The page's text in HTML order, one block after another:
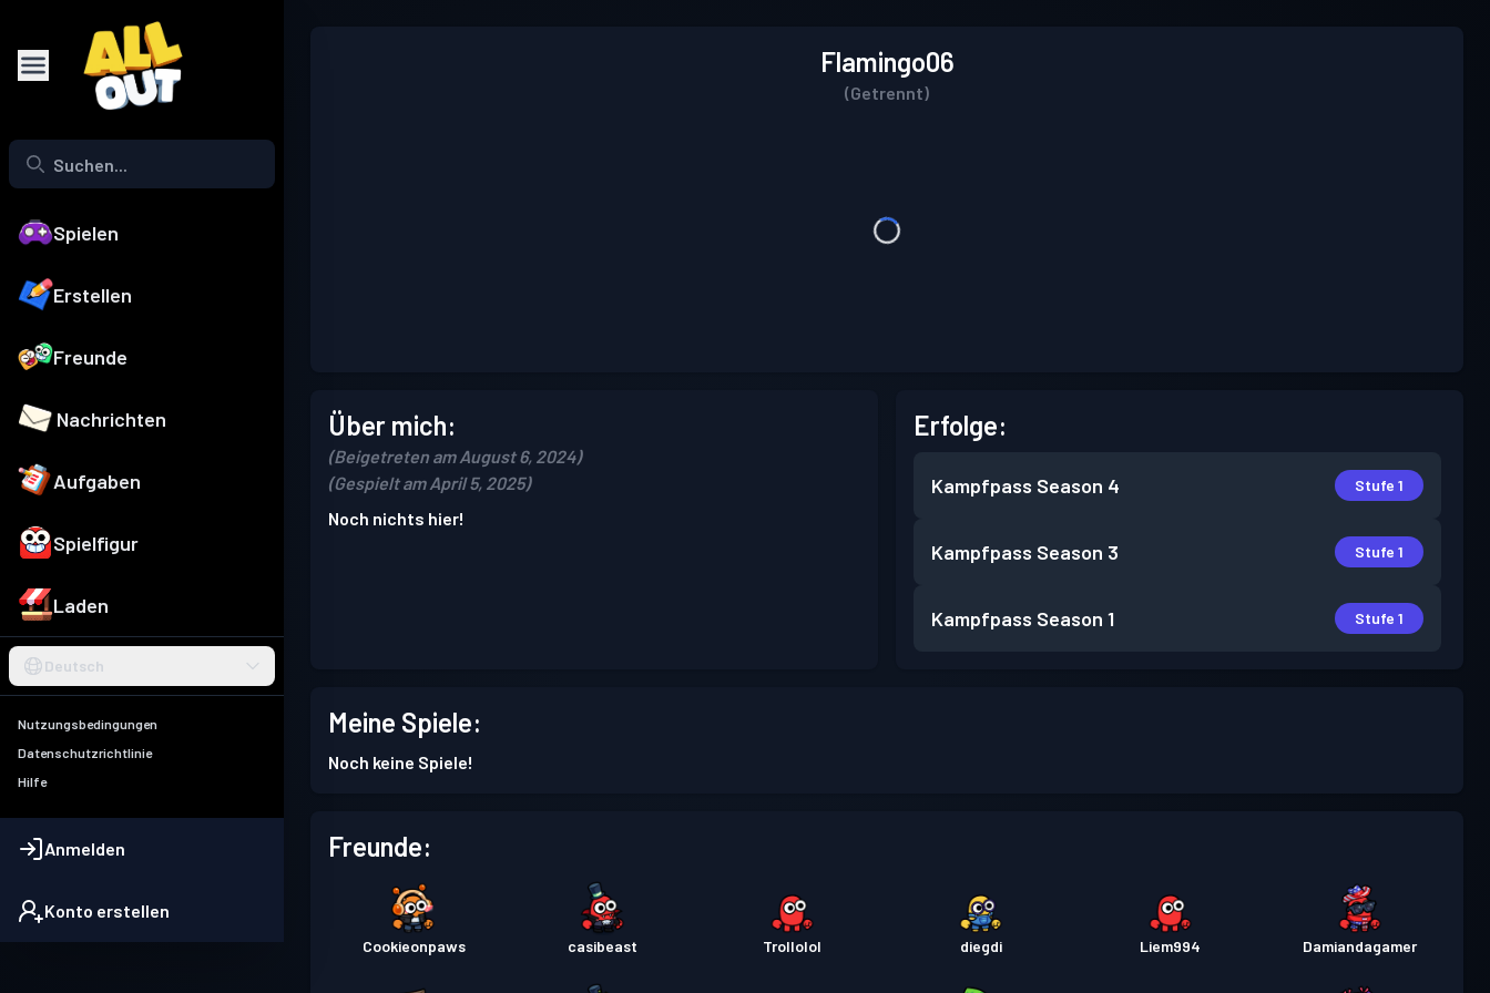
Spielen
Erstellen
Freunde
Nachrichten
Aufgaben
Spielfigur
Laden
Deutsch
Nutzungsbedingungen
Datenschutzrichtlinie
Hilfe
Anmelden
Konto erstellen
Flamingo06
(Getrennt)
Über mich:
(Beigetreten am August 6, 2024)
(Gespielt am April 5, 2025)
Noch nichts hier!
Erfolge:
Kampfpass Season 4 Stufe 1
Kampfpass Season 3 Stufe 1
Kampfpass Season 1 Stufe 1
Meine Spiele:
Noch keine Spiele!
Freunde:
Cookieonpaws casibeast Trollolol diegdi Liem994 Damiandagamer